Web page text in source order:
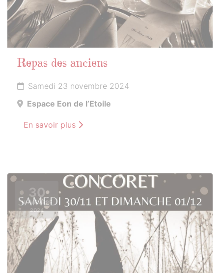
Repas des anciens
Samedi 23 novembre 2024
Espace Eon de l’Etoile
En savoir plus
30
NOVEMBRE
2024